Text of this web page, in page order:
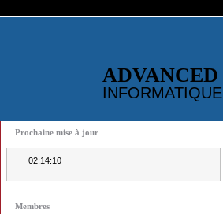
ADVANCED
INFORMATIQUE
Prochaine mise à jour
02:14:10
Membres